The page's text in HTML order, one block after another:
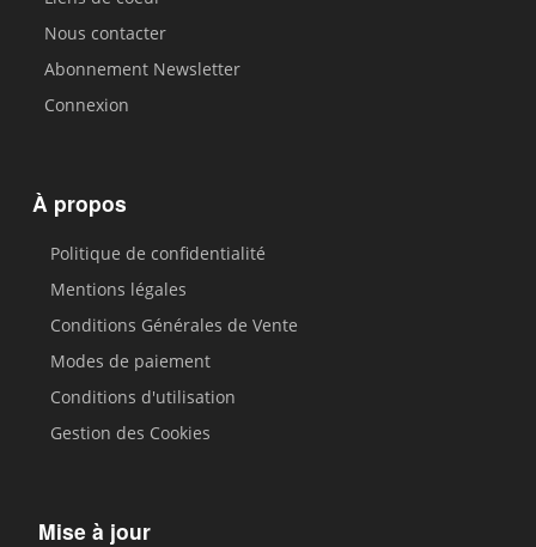
Nous contacter
Abonnement Newsletter
Connexion
À propos
Politique de confidentialité
Mentions légales
Conditions Générales de Vente
Modes de paiement
Conditions d'utilisation
Gestion des Cookies
Mise à jour